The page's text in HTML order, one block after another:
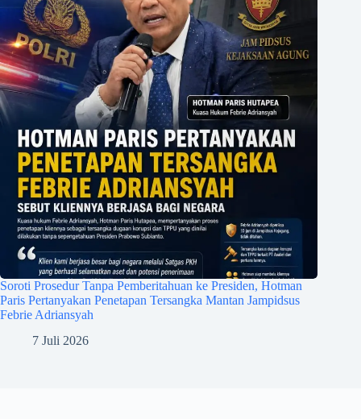
Soroti Prosedur Tanpa Pemberitahuan ke Presiden, Hotman
Paris Pertanyakan Penetapan Tersangka Mantan Jampidsus
Febrie Adriansyah
7 Juli 2026